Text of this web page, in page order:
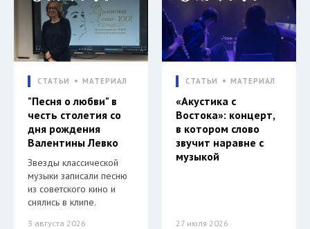
СТАТЬИ МАТЕРИАЛ
"Песня о любви" в
честь столетия со
дня рождения
Валентины Левко
Звезды классической
музыки записали песню
из советского кино и
снялись в клипе.
3 августа 2026
СТАТЬИ МАТЕРИАЛ
«Акустика с
Востока»: концерт,
в котором слово
звучит наравне с
музыкой
27 июля 2026